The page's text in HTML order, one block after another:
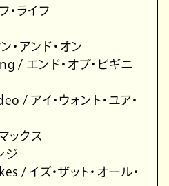
・ライフ
アンド・オン
/ エンド・オブ・ビギニ
/ アイ・ウォント・ユア・
ックス
ジ
/ イズ・ザット・オール・